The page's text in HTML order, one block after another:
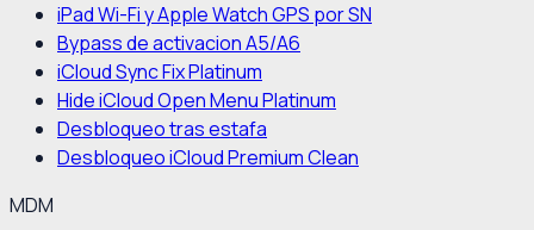
iPad Wi-Fi y Apple Watch GPS por SN
Bypass de activacion A5/A6
iCloud Sync Fix Platinum
Hide iCloud Open Menu Platinum
Desbloqueo tras estafa
Desbloqueo iCloud Premium Clean
MDM